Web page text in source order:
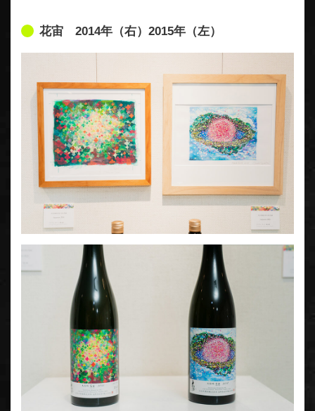
花宙 2014年（右）2015年（左）